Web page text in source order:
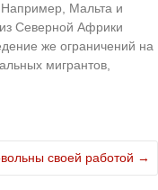
Мальта и
Северной Африки
же ограничений на
мигрантов,
своей работой →